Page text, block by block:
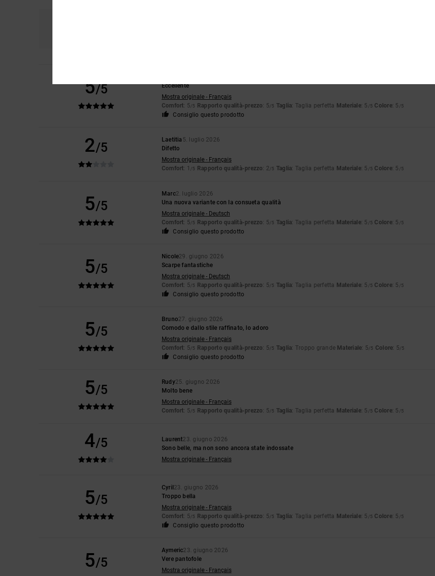
5/5
Eccellente
Mostra originale - Français
Comfort: 5/5 Rapporto qualità-prezzo: 5/5 Taglia: Taglia perfetta Materiale: 5 /5 Colore: 5 /5
Consiglio questo prodotto
2/5
Laetitia 5. luglio 2026
Difetto
Mostra originale - Français
Comfort: 1 /5 Rapporto qualità-prezzo: 2/5 Taglia: Taglia perfetta Materiale: 5 /5 Colore: 5 /5
5/5
Marc2. luglio 2026
Una nuova variante con la consueta qualità
Mostra originale - Deutsch
Comfort: 5/5 Rapporto qualità-prezzo: 5/5 Taglia: Taglia perfetta Materiale: 5 /5 Colore: 5 /5
Consiglio questo prodotto
5/5
Nicole29. giugno 2026
Scarpe fantastiche
Mostra originale - Deutsch
Comfort: 5/5 Rapporto qualità-prezzo: 5/5 Taglia: Taglia perfetta Materiale: 5 /5 Colore: 5 /5
Consiglio questo prodotto
5/5
Bruno27. giugno 2026
Comodo e dallo stile raffinato, lo adoro
Mostra originale - Français
Comfort: 5/5 Rapporto qualità-prezzo: 5/5 Taglia: Troppo grande Materiale: 5/5 Colore: 5/5
Consiglio questo prodotto
5/5
Rudy25. giugno 2026
Molto bene
Mostra originale - Français
Comfort: 5/5 Rapporto qualità-prezzo: 5/5 Taglia: Taglia perfetta Materiale: 5 /5 Colore: 5 /5
4/5 Laurent23. giugno 2026
Sono belle, ma non sono ancora state indossate
Mostra originale - Français
5/5
Cyril 23. giugno 2026
Troppo bella
Mostra originale - Français
Comfort: 5/5 Rapporto qualità-prezzo: 5/5 Taglia: Taglia perfetta Materiale: 5 /5 Colore: 5 /5
Consiglio questo prodotto
5/5
Aymeric23. giugno 2026
Vere pantofole
Mostra originale - Français